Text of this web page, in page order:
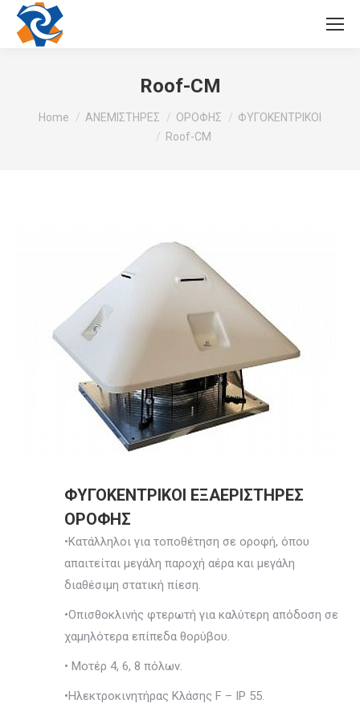
Roof-CM
You are here:
Home ΑΝΕΜΙΣΤΗΡΕΣ ΟΡΟΦΗΣ
ΦΥΓΟΚΕΝΤΡΙΚΟΙ
Roof-CM
ΦΥΓΟΚΕΝΤΡΙΚΟΙ ΕΞΑΕΡΙΣΤΗΡΕΣ
ΟΡΟΦΗΣ
•Κατάλληλοι για τοποθέτηση σε οροφή, όπου
απαιτείται μεγάλη παροχή αέρα και μεγάλη
διαθέσιμη στατική πίεση.
•Οπισθοκλινής φτερωτή για καλύτερη απόδοση σε
χαμηλότερα επίπεδα θορύβου.
• Μοτέρ 4, 6, 8 πόλων.
•Ηλεκτροκινητήρας Κλάσης F – IP 55.